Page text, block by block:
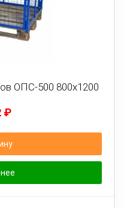
ОПС-500 800х1200
₽